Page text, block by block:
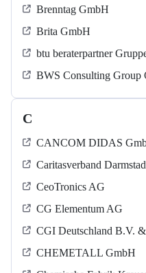
Brenntag GmbH
Brita GmbH
btu beraterpartner
BWS Consulting Group
C
CANCOM DIDAS
Caritasverband
CeoTronics AG
CG Elementum AG
CGI Deutschland B.V.
CHEMETALL GmbH